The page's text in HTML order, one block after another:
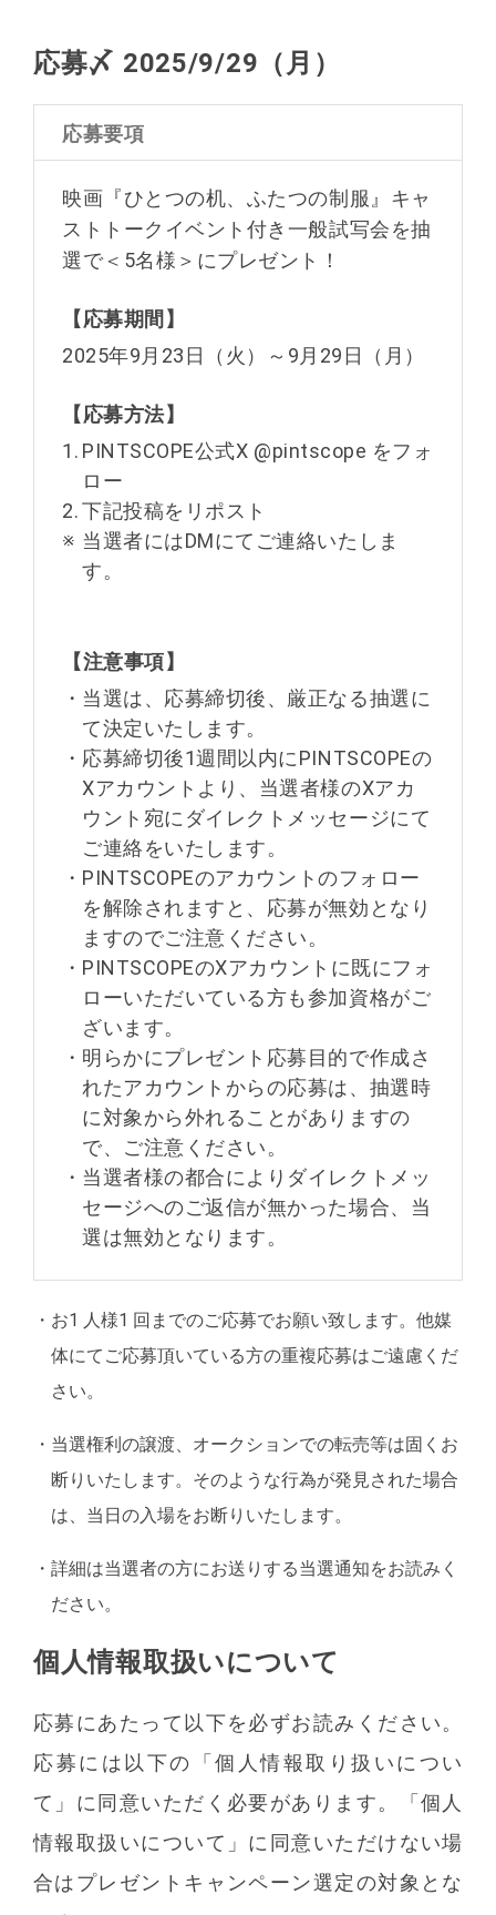
応募〆 2025/9/29（月）
応募要項
映画『ひとつの机、ふたつの制服』キャ
ストトークイベント付き一般試写会を抽
選で＜5名様＞にプレゼント！
【応募期間】
2025年9月23日（火）～9月29日（月）
【応募方法】
1. PINTSCOPE公式X @pintscope をフォ
ロー
2.下記投稿をリポスト
※ 当選者にはDMにてご連絡いたしま
す。
【注意事項】
・ 当選は、応募締切後、厳正なる抽選に
て決定いたします。
・ 応募締切後1週間以内にPINTSCOPEの
Xアカウントより、当選者様のXアカ
ウント宛にダイレクトメッセージにて
ご連絡をいたします。
・ PINTSCOPEのアカウントのフォロー
を解除されますと、応募が無効となり
ますのでご注意ください。
・ PINTSCOPEのXアカウントに既にフォ
ローいただいている方も参加資格がご
ざいます。
・ 明らかにプレゼント応募目的で作成さ
れたアカウントからの応募は、抽選時
に対象から外れることがありますの
で、ご注意ください。
・ 当選者様の都合によりダイレクトメッ
セージへのご返信が無かった場合、当
選は無効となります。
・ お1 人様1 回までのご応募でお願い致します。他媒
体にてご応募頂いている方の重複応募はご遠慮くだ
さい。
・ 当選権利の譲渡、オークションでの転売等は固くお
断りいたします。そのような行為が発見された場合
は、当日の入場をお断りいたします。
・ 詳細は当選者の方にお送りする当選通知をお読みく
ださい。
個人情報取扱いについて
応募にあたって以下を必ずお読みください。
応募には以下の「個人情報取り扱いについ
て」に同意いただく必要があります。「個人
情報取扱いについて」に同意いただけない場
合はプレゼントキャンペーン選定の対象とな